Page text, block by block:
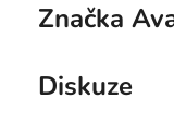
Značka
Diskuze